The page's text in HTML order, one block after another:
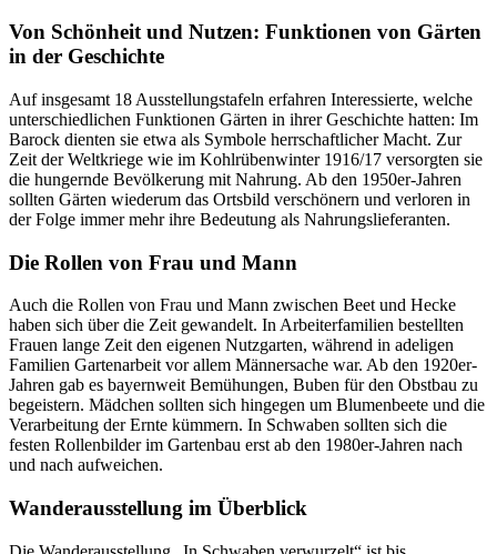
Von Schönheit und Nutzen: Funktionen von Gärten
in der Geschichte
Auf insgesamt 18 Ausstellungstafeln erfahren Interessierte, welche
unterschiedlichen Funktionen Gärten in ihrer Geschichte hatten: Im
Barock dienten sie etwa als Symbole herrschaftlicher Macht. Zur
Zeit der Weltkriege wie im Kohlrübenwinter 1916/17 versorgten sie
die hungernde Bevölkerung mit Nahrung. Ab den 1950er-Jahren
sollten Gärten wiederum das Ortsbild verschönern und verloren in
der Folge immer mehr ihre Bedeutung als Nahrungslieferanten.
Die Rollen von Frau und Mann
Auch die Rollen von Frau und Mann zwischen Beet und Hecke
haben sich über die Zeit gewandelt. In Arbeiterfamilien bestellten
Frauen lange Zeit den eigenen Nutzgarten, während in adeligen
Familien Gartenarbeit vor allem Männersache war. Ab den 1920er-
Jahren gab es bayernweit Bemühungen, Buben für den Obstbau zu
begeistern. Mädchen sollten sich hingegen um Blumenbeete und die
Verarbeitung der Ernte kümmern. In Schwaben sollten sich die
festen Rollenbilder im Gartenbau erst ab den 1980er-Jahren nach
und nach aufweichen.
Wanderausstellung im Überblick